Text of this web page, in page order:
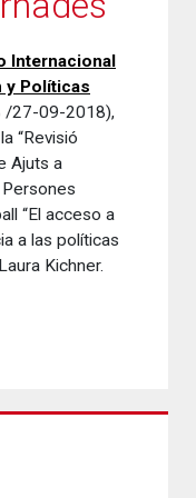
Internacional
y Políticas
/27-09-2018),
“Revisió
Ajuts a
Persones
“El acceso a
a las políticas
Kichner.